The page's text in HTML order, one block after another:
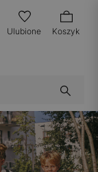
Ulubione Koszyk